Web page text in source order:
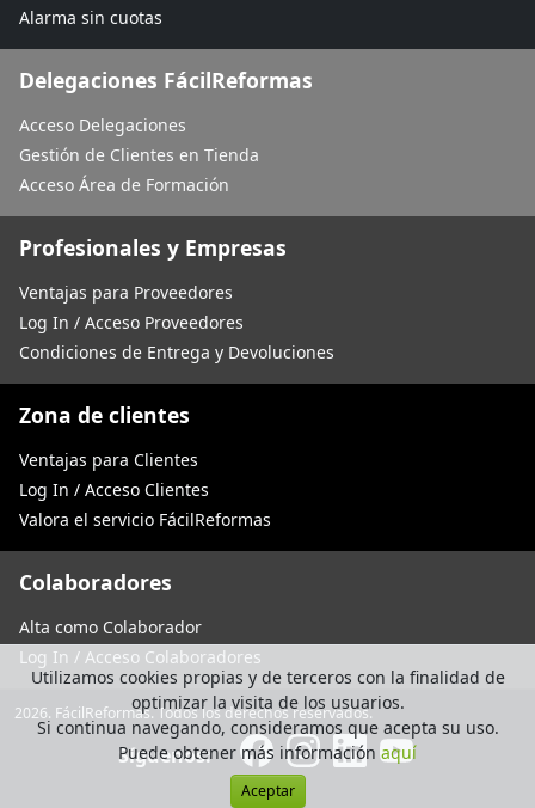
Utilizamos cookies propias y de terceros con la finalidad de
optimizar la visita de los usuarios.
Si continua navegando, consideramos que acepta su uso.
Puede obtener más informaciónaquí
Aceptar
Alarma sin cuotas
Delegaciones FácilReformas
Acceso Delegaciones
Gestión de Clientes en Tienda
Acceso Área de Formación
Profesionales y Empresas
Ventajas para Proveedores
Log In / Acceso Proveedores
Condiciones de Entrega y Devoluciones
Zona de clientes
Ventajas para Clientes
Log In / Acceso Clientes
Valora el servicio FácilReformas
Colaboradores
Alta como Colaborador
Log In / Acceso Colaboradores
2026. FácilReformas. Todos los derechos reservados.
Síguenos: